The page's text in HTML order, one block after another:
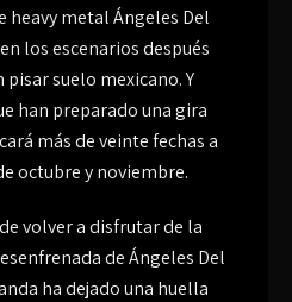
heavy metal Ángeles Del
los escenarios después
suelo mexicano. Y
han preparado una gira
más de veinte fechas a
octubre y noviembre.
volver a disfrutar de la
de Ángeles Del
ha dejado una huella